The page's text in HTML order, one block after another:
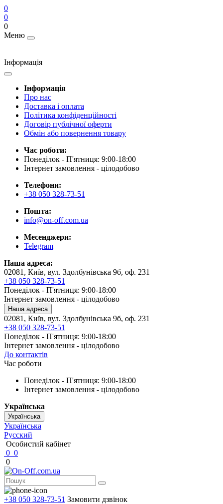
0
0
0
Меню
Інформація
Інформація
Про нас
Доставка і оплата
Політика конфіденційності
Договір публічної оферти
Обмін або повернення товару
Час роботи:
Понеділок - П'ятниця: 9:00-18:00
Інтернет замовлення - цілодобово
Телефони:
+38 050 328-73-51
Пошта:
info@on-off.com.ua
Месенджери:
Telegram
Наша адреса:
02081, Київ, вул. Здолбунівська 9б, оф. 231
+38 050 328-73-51
Понеділок - П'ятниця: 9:00-18:00
Інтернет замовлення - цілодобово
Наша адреса
02081, Київ, вул. Здолбунівська 9б, оф. 231
+38 050 328-73-51
Понеділок - П'ятниця: 9:00-18:00
Інтернет замовлення - цілодобово
До контактів
Час роботи
Понеділок - П'ятниця: 9:00-18:00
Інтернет замовлення - цілодобово
Українська
Українська
Українська
Русский
Особистий кабінет
0 0
0
+38 050 328-73-51 Замовити дзвінок